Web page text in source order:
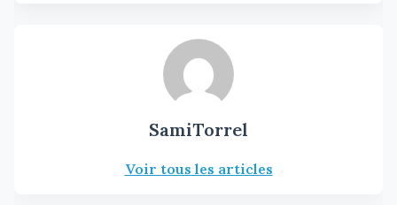
SamiTorrel
Voir tous les articles